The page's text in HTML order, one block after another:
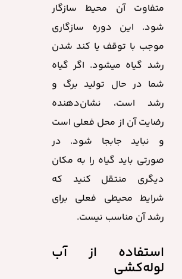
متفاوت آن محیط سازگار
شود. این دوره سازگاری
موجب با توقف یا کند شدن
رشد گیاه میشود. اگر گیاه
شما در حال تولید برگ و
رشد است، نشان‌دهنده
رضایت آن از محل فعلی است
و نباید جابجا شود. در
صورتی باید گیاه را به مکان
دیگری منتقل کنید که
شرایط محیطی فعلی برای
رشد آن مناسب نیست.
استفاده از آب
لوله‌کشی